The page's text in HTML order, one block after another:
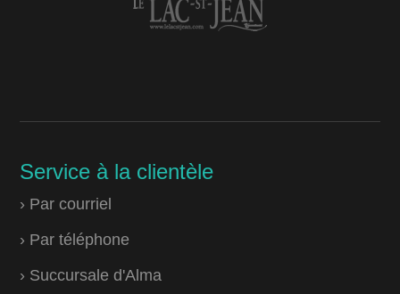
Service à la clientèle
› Par courriel
› Par téléphone
› Succursale d'Alma